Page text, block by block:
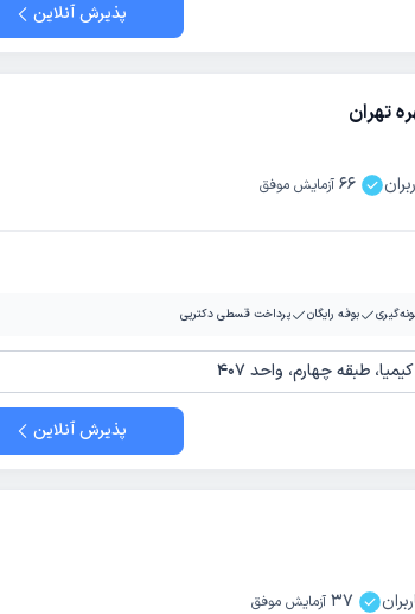
پذیرش آنلاین
تهران
66 آزمایش موفق
بوفه رایگان پرداخت قسطی دکترپی
طبقه چهارم، واحد 407
پذیرش آنلاین
37 آزمایش موفق